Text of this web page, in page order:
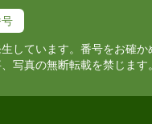
しています。番号をお確か
写真の無断転載を禁じます。